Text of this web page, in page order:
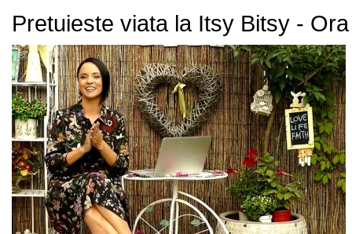
Pretuieste viata la Itsy Bitsy -